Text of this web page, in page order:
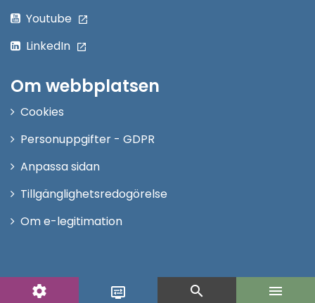
settings display_settings search menu
Youtube
LinkedIn
Om webbplatsen
Cookies
Personuppgifter - GDPR
Anpassa sidan
Tillgänglighetsredogörelse
Om e-legitimation